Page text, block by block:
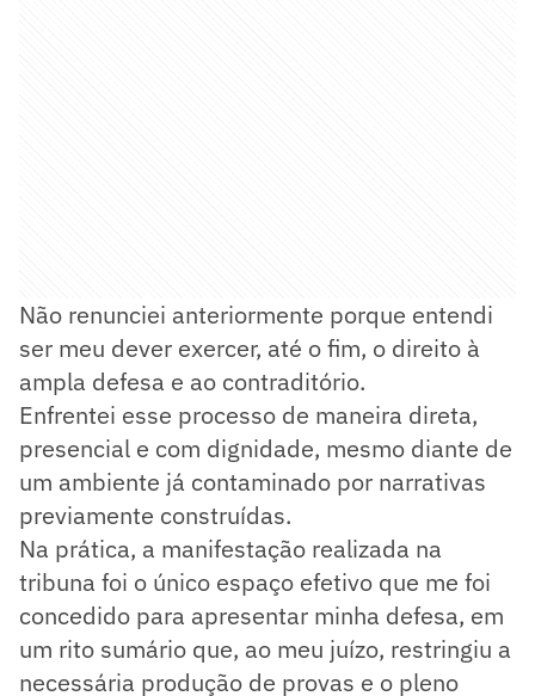
Não renunciei anteriormente porque entendi
ser meu dever exercer, até o fim, o direito à
ampla defesa e ao contraditório.
Enfrentei esse processo de maneira direta,
presencial e com dignidade, mesmo diante de
um ambiente já contaminado por narrativas
previamente construídas.
Na prática, a manifestação realizada na
tribuna foi o único espaço efetivo que me foi
concedido para apresentar minha defesa, em
um rito sumário que, ao meu juízo, restringiu a
necessária produção de provas e o pleno